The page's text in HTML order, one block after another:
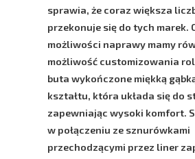
sprawia, że coraz większa
przekonuje się do tych marek.
możliwości naprawy mamy
możliwość customizowania
buta wykończone miękką
kształtu, która układa się do
zapewniając wysoki komfort.
w połączeniu ze sznurówkami
przechodzącymi przez liner